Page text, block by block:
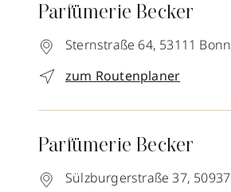
Parfümerie Becker
Sternstraße 64, 53111 Bonn
zum Routenplaner
Parfümerie Becker
Sülzburgerstraße 37, 50937